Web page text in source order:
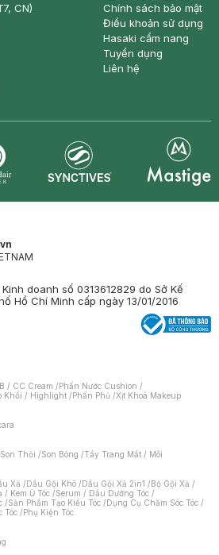
CN)
Chính sách bảo mật
Điều khoản sử dụng
Hasaki cẩm nang
Tuyển dụng
Liên hệ
doanh số 0313612829 do Sở Kế
Hồ Chí Minh cấp ngày 13/01/2016
/ CC Cream /Phấn Nước Cushion /
Khối / Highlight /Phấn Phủ /Xịt Khoá Makeup
Son Thỏi /Son Bóng /Tẩy Trang Mắt / Môi
Xả /Dầu Gội Khô /Dầu Gội Xả 2in1 /Bộ Gội Xả /
/ Kem Ủ Tóc /Serum / Dầu Dưỡng Tóc /
/Sản Phẩm Tạo Kiểu Tóc /Dụng Cụ Chăm Sóc Tóc /
Tóc /Phụ Kiện Tóc